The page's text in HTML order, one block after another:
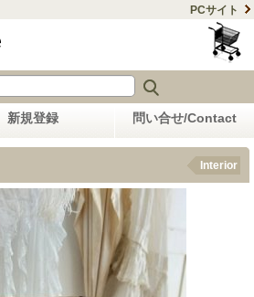
PCサイト
新規登録 問い合せ/Contact
Interior